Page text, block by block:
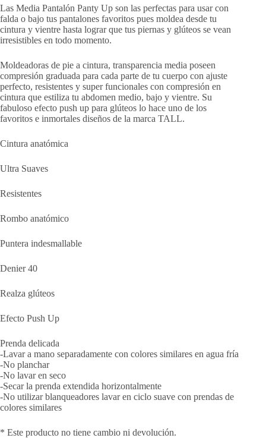
Las Media Pantalón Panty Up son las perfectas para usar con
falda o bajo tus pantalones favoritos pues moldea desde tu
cintura y vientre hasta lograr que tus piernas y glúteos se vean
irresistibles en todo momento.
Moldeadoras de pie a cintura, transparencia media poseen
compresión graduada para cada parte de tu cuerpo con ajuste
perfecto, resistentes y super funcionales con compresión en
cintura que estiliza tu abdomen medio, bajo y vientre. Su
fabuloso efecto push up para glúteos lo hace uno de los
favoritos e inmortales diseños de la marca TALL.
Cintura anatómica
Ultra Suaves
Resistentes
Rombo anatómico
Puntera indesmallable
Denier 40
Realza glúteos
Efecto Push Up
Prenda delicada
-Lavar a mano separadamente con colores similares en agua fría
-No planchar
-No lavar en seco
-Secar la prenda extendida horizontalmente
-No utilizar blanqueadores lavar en ciclo suave con prendas de
colores similares
* Este producto no tiene cambio ni devolución.